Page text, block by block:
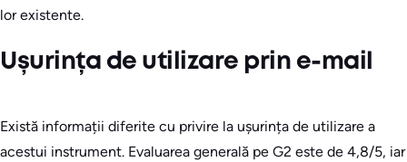
lor existente.
Ușurința de utilizare prin e-mail
Există informații diferite cu privire la ușurința de utilizare a
acestui instrument. Evaluarea generală pe G2 este de 4,8/5, iar